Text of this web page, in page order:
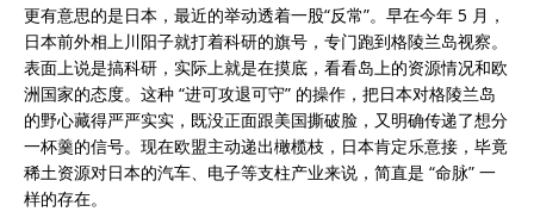
更有意思的是日本，最近的举动透着一股“反常”。早在今年 5 月，
日本前外相上川阳子就打着科研的旗号，专门跑到格陵兰岛视察。
表面上说是搞科研，实际上就是在摸底，看看岛上的资源情况和欧
洲国家的态度。这种 “进可攻退可守” 的操作，把日本对格陵兰岛
的野心藏得严严实实，既没正面跟美国撕破脸，又明确传递了想分
一杯羹的信号。现在欧盟主动递出橄榄枝，日本肯定乐意接，毕竟
稀土资源对日本的汽车、电子等支柱产业来说，简直是 “命脉” 一
样的存在。